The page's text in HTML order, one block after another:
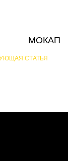
МОКАП
СТАТЬЯ